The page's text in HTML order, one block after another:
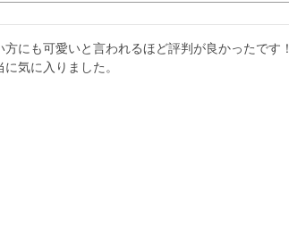
にも可愛いと言われるほど評判が良かったです
気に入りました。